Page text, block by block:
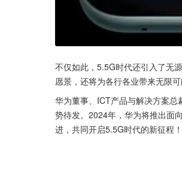
不仅如此，5.5G时代还引入了无
愿景，还将为各行各业带来无限可
华为董事、ICT产品与解决方案
势待发。2024年，华为将推出面
进，共同开启5.5G时代的新征程